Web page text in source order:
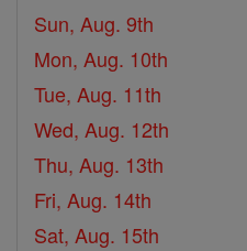
Sun, Aug. 9th
Mon, Aug. 10th
Tue, Aug. 11th
Wed, Aug. 12th
Thu, Aug. 13th
Fri, Aug. 14th
Sat, Aug. 15th